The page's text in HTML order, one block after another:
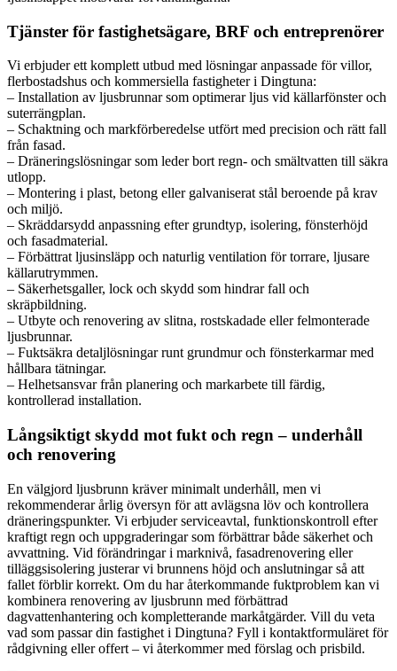
Tjänster för fastighetsägare, BRF och entreprenörer
Vi erbjuder ett komplett utbud med lösningar anpassade för villor,
flerbostadshus och kommersiella fastigheter i Dingtuna:
– Installation av ljusbrunnar som optimerar ljus vid källarfönster och
suterrängplan.
– Schaktning och markförberedelse utfört med precision och rätt fall
från fasad.
– Dräneringslösningar som leder bort regn- och smältvatten till säkra
utlopp.
– Montering i plast, betong eller galvaniserat stål beroende på krav
och miljö.
– Skräddarsydd anpassning efter grundtyp, isolering, fönsterhöjd
och fasadmaterial.
– Förbättrat ljusinsläpp och naturlig ventilation för torrare, ljusare
källarutrymmen.
– Säkerhetsgaller, lock och skydd som hindrar fall och
skräpbildning.
– Utbyte och renovering av slitna, rostskadade eller felmonterade
ljusbrunnar.
– Fuktsäkra detaljlösningar runt grundmur och fönsterkarmar med
hållbara tätningar.
– Helhetsansvar från planering och markarbete till färdig,
kontrollerad installation.
Långsiktigt skydd mot fukt och regn – underhåll
och renovering
En välgjord ljusbrunn kräver minimalt underhåll, men vi
rekommenderar årlig översyn för att avlägsna löv och kontrollera
dräneringspunkter. Vi erbjuder serviceavtal, funktionskontroll efter
kraftigt regn och uppgraderingar som förbättrar både säkerhet och
avvattning. Vid förändringar i marknivå, fasadrenovering eller
tilläggsisolering justerar vi brunnens höjd och anslutningar så att
fallet förblir korrekt. Om du har återkommande fuktproblem kan vi
kombinera renovering av ljusbrunn med förbättrad
dagvattenhantering och kompletterande markåtgärder. Vill du veta
vad som passar din fastighet i Dingtuna? Fyll i kontaktformuläret för
rådgivning eller offert – vi återkommer med förslag och prisbild.